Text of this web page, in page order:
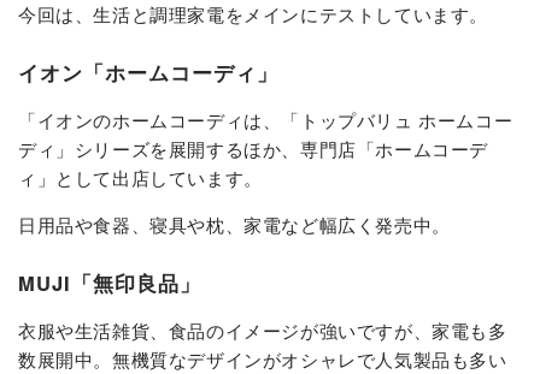
今回は、生活と調理家電をメインにテストしています。
イオン「ホームコーディ」
「イオンのホームコーディは、「トップバリュ ホームコー
ディ」シリーズを展開するほか、専門店「ホームコーデ
ィ」として出店しています。
日用品や食器、寝具や枕、家電など幅広く発売中。
MUJI「無印良品」
衣服や生活雑貨、食品のイメージが強いですが、家電も多
数展開中。無機質なデザインがオシャレで人気製品も多い